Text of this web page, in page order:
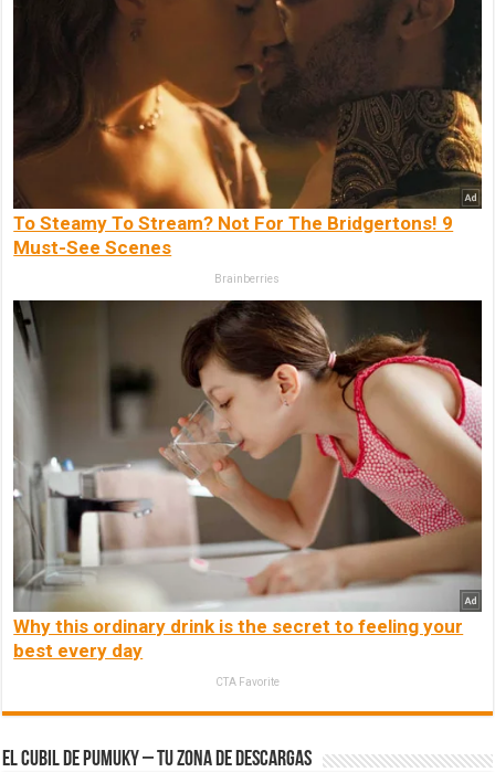
To Steamy To Stream? Not For The Bridgertons! 9
Must-See Scenes
Brainberries
Why this ordinary drink is the secret to feeling your
best every day
CTA Favorite
El Cubil de Pumuky – Tu zona de Descargas